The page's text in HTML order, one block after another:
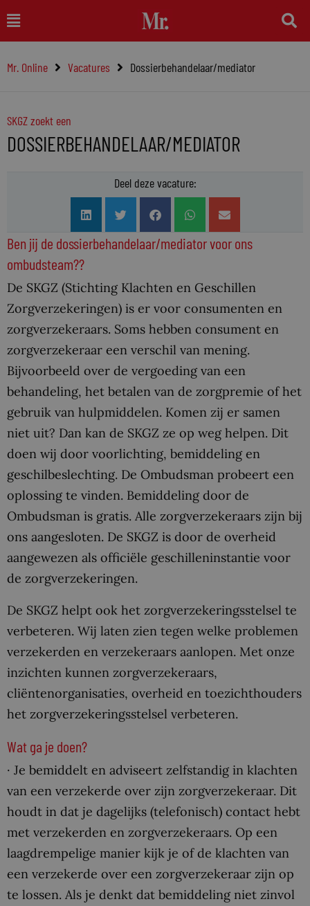
naar
inhoud
Main
Menu
Mr. Online Vacatures Dossierbehandelaar/mediator
SKGZ zoekt een
DOSSIERBEHANDELAAR/MEDIATOR
Deel deze vacature:
Ben jij de dossierbehandelaar/mediator voor ons
ombudsteam??
De SKGZ (Stichting Klachten en Geschillen
Zorgverzekeringen) is er voor consumenten en
zorgverzekeraars. Soms hebben consument en
zorgverzekeraar een verschil van mening.
Bijvoorbeeld over de vergoeding van een
behandeling, het betalen van de zorgpremie of het
gebruik van hulpmiddelen. Komen zij er samen
niet uit? Dan kan de SKGZ ze op weg helpen. Dit
doen wij door voorlichting, bemiddeling en
geschilbeslechting. De Ombudsman probeert een
oplossing te vinden. Bemiddeling door de
Ombudsman is gratis. Alle zorgverzekeraars zijn bij
ons aangesloten. De SKGZ is door de overheid
aangewezen als officiële geschilleninstantie voor
de zorgverzekeringen.
De SKGZ helpt ook het zorgverzekeringsstelsel te
verbeteren. Wij laten zien tegen welke problemen
verzekerden en verzekeraars aanlopen. Met onze
inzichten kunnen zorgverzekeraars,
cliëntenorganisaties, overheid en toezichthouders
het zorgverzekeringsstelsel verbeteren.
Wat ga je doen?
· Je bemiddelt en adviseert zelfstandig in klachten
van een verzekerde over zijn zorgverzekeraar. Dit
houdt in dat je dagelijks (telefonisch) contact hebt
met verzekerden en zorgverzekeraars. Op een
laagdrempelige manier kijk je of de klachten van
een verzekerde over een zorgverzekeraar zijn op
te lossen. Als je denkt dat bemiddeling niet zinvol